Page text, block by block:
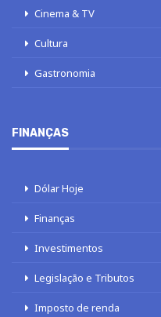
Cinema & TV
Cultura
Gastronomia
FINANÇAS
Dólar Hoje
Finanças
Investimentos
Legislação e Tributos
Imposto de renda